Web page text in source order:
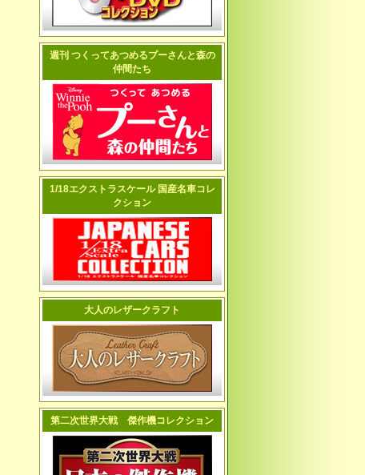
週刊 つくってあつめるプーさんと森の
仲間たち
1/18エクストラスケール 国産名車コレ
クション
大人のレザークラフト
第二次世界大戦 傑作機コレクション